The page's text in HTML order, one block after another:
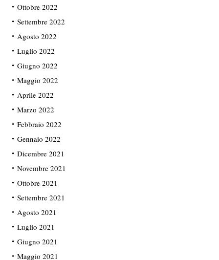
Ottobre 2022
Settembre 2022
Agosto 2022
Luglio 2022
Giugno 2022
Maggio 2022
Aprile 2022
Marzo 2022
Febbraio 2022
Gennaio 2022
Dicembre 2021
Novembre 2021
Ottobre 2021
Settembre 2021
Agosto 2021
Luglio 2021
Giugno 2021
Maggio 2021